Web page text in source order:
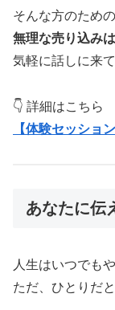
そんな方のため
無理な売り込み
気軽に話しに来
👇 詳細はこちら
【体験セッショ
あなたに伝
人生はいつでも
ただ、ひとりだ